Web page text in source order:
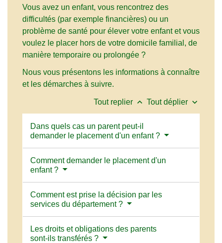
Vous avez un enfant, vous rencontrez des
difficultés (par exemple financières) ou un
problème de santé pour élever votre enfant et vous
voulez le placer hors de votre domicile familial, de
manière temporaire ou prolongée ?
Nous vous présentons les informations à connaître
et les démarches à suivre.
Tout replier keyboard_arrow_up Tout déplier keyboard_arrow_down
Dans quels cas un parent peut-il
demander le placement d'un enfant ?
Comment demander le placement d'un
enfant ?
Comment est prise la décision par les
services du département ?
Les droits et obligations des parents
sont-ils transférés ?